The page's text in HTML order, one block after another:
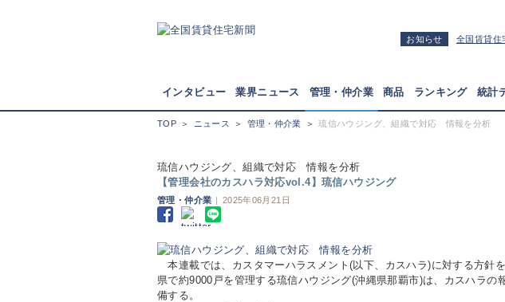
お知らせ 全国賃貸住
インタビュー 業界ニュース 管理・仲介業 商品 ランキング 統計
TOP ＞ ニュース ＞ 管理・仲介業 ＞ 琉信ハウジング、組織で対応 情報を分析
琉信ハウジング、組織で対応 情報を分析
【管理会社のカスハラ対応vol.4】琉信ハウジング
管理・仲介業 | 2025年06月21日
本連載では、カスタマーハラスメント(以下、カスハラ)に対する方針
県で約9000戸を管理する琉信ハウジング(沖縄県那覇市)は、カスハラの
備する。